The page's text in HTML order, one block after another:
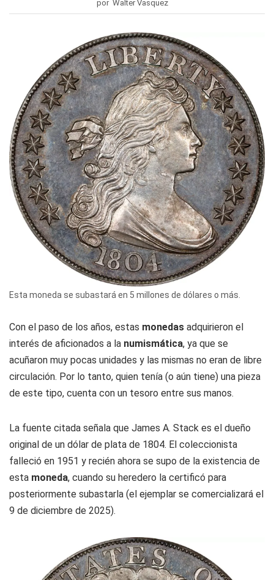
por Walter Vasquez
Esta moneda se subastará en 5 millones de dólares o más.
Con el paso de los años, estas monedas adquirieron el
interés de aficionados a la numismática, ya que se
acuñaron muy pocas unidades y las mismas no eran de libre
circulación. Por lo tanto, quien tenía (o aún tiene) una pieza
de este tipo, cuenta con un tesoro entre sus manos.
La fuente citada señala que James A. Stack es el dueño
original de un dólar de plata de 1804. El coleccionista
falleció en 1951 y recién ahora se supo de la existencia de
esta moneda, cuando su heredero la certificó para
posteriormente subastarla (el ejemplar se comercializará el
9 de diciembre de 2025).